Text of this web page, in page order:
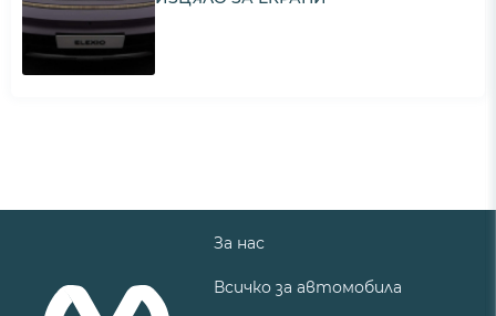
За нас
Всичко за автомобила